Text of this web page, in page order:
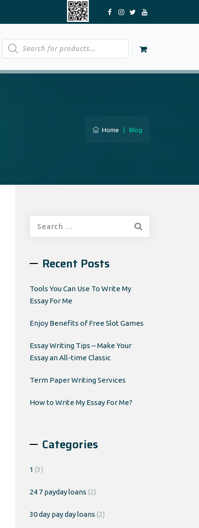
Products
search
Home Blog
Recent Posts
Tools You Can Use To Write My
Essay For Me
Enjoy Benefits of Free Slot Games
Essay Writing Tips – Make Your
Essay an All-time Classic
Term Paper Writing Services
How to Write My Essay For Me?
Categories
1 (3)
24 7 payday loans (2)
30 day pay day loans (2)